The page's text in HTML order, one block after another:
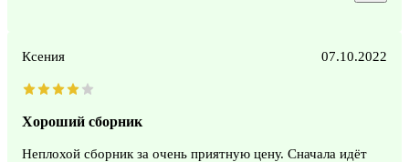
Ксения 07.10.2022
Хороший сборник
Неплохой сборник за очень приятную цену. Сначала идёт